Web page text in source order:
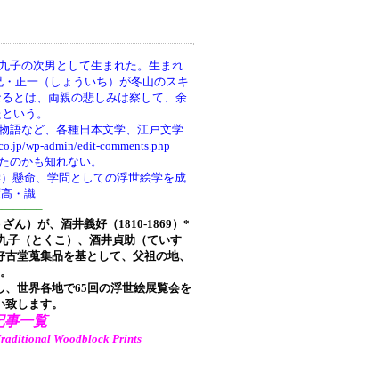
子の次男として生まれた。生まれ
正一（しょういち）が冬山のスキ
とは、両親の悲しみは察して、余
いう。
語など、各種日本文学、江戸文学
wp-admin/edit-comments.php
のかも知れない。
懸命、学問としての浮世絵学を成
・識
ん）が、酒井義好（1810-1869）*
子（とくこ）、酒井貞助（ていす
堂蒐集品を基として、父祖の地、
世界各地で65回の浮世絵展覧会を
します。
一覧
Woodblock Prints